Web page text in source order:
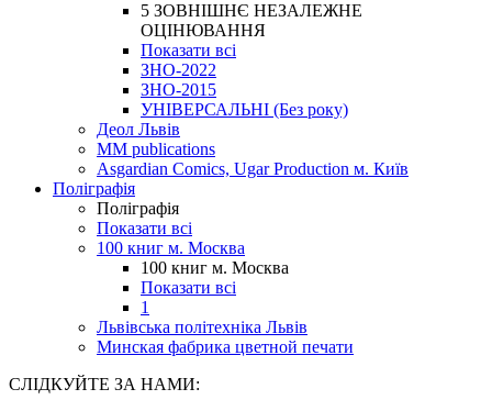
5 ЗОВНІШНЄ НЕЗАЛЕЖНЕ
ОЦІНЮВАННЯ
Показати всі
ЗНО-2022
ЗНО-2015
УНІВЕРСАЛЬНІ (Без року)
Деол Львів
MM publications
Asgardian Comics, Ugar Production м. Київ
Поліграфія
Поліграфія
Показати всі
100 книг м. Москва
100 книг м. Москва
Показати всі
1
Львівська політехніка Львів
Минская фабрика цветной печати
СЛІДКУЙТЕ ЗА НАМИ: